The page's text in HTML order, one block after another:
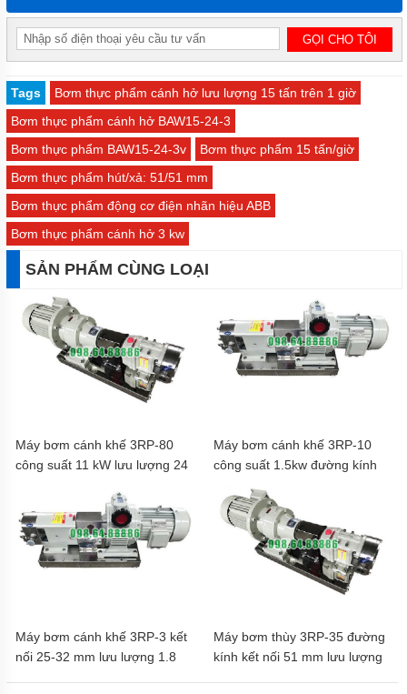
Tags
Bơm thực phẩm cánh hở lưu lượng 15 tấn trên 1 giờ
Bơm thực phẩm cánh hở BAW15-24-3
Bơm thực phẩm BAW15-24-3v
Bơm thực phẩm 15 tấn/giờ
Bơm thực phẩm hút/xả: 51/51 mm
Bơm thực phẩm động cơ điện nhãn hiệu ABB
Bơm thực phẩm cánh hở 3 kw
SẢN PHẨM CÙNG LOẠI
Máy bơm cánh khế 3RP-80
công suất 11 kW lưu lượng 24
Máy bơm cánh khế 3RP-10
công suất 1.5kw đường kính
kết nối 32 mm
Máy bơm cánh khế 3RP-3 kết
nối 25-32 mm lưu lượng 1.8
Máy bơm thùy 3RP-35 đường
kính kết nối 51 mm lưu lượng